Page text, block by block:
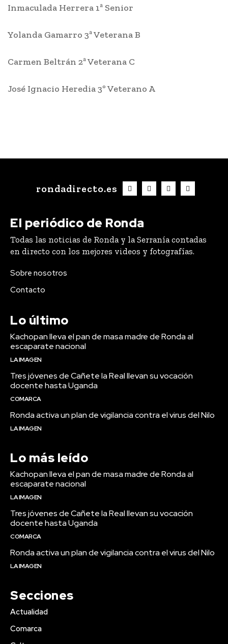
Inmaculada Herrera 1ª Senior
Yolanda Gamarro 3ª Veterana B
Carmen Beltrán 2ª Veterana C
José Ignacio Heredia 3º Veterano A
rondadirecto.es
El periódico de Ronda
Todas las noticias de Ronda y la Serranía contadas
en directo con los mejores videos y fotografías.
Sobre nosotros
Contacto
Lo último
Kachopan lleva el pan de masa madre de Ronda al
escaparate nacional
LA IMAGEN
Tres jóvenes de Cañete la Real llevan su vocación
docente hasta Uganda
COMARCA
Ronda activa un plan de vigilancia contra el virus del Nilo
LA IMAGEN
Lo más leído
Kachopan lleva el pan de masa madre de Ronda al
escaparate nacional
LA IMAGEN
Tres jóvenes de Cañete la Real llevan su vocación
docente hasta Uganda
COMARCA
Ronda activa un plan de vigilancia contra el virus del Nilo
LA IMAGEN
Secciones
Actualidad
Comarca